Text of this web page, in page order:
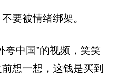
要被情绪绑架。
夸中国”的视频，笑笑
想一想，这钱是买到